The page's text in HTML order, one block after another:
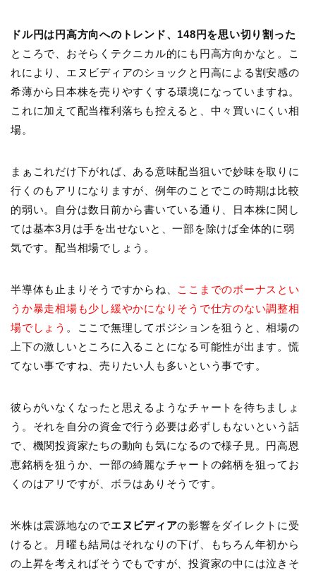
ドル円は円高方向へのトレンド、148円を思い切り割った
ところで、おそらくテクニカル的にも円高方向かなと。こ
れにより、エヌビディアのショックと円高による割安感の
希薄から日本株を売りやすくする環境になっていますね。
これに加えて配当権利落ちも控えると、中々買いにくい相
場。
まぁこれだけ下がれば、ある意味配当狙いで妙味を取りに
行くのもアリになりますが、例年のことでこの時期は比較
的弱い。自分は数日前から書いている通り、日本株に関し
ては基本3月は手を出せないと、一部を除けば全体的に弱
気です。配当相場でしょう。
半導体も止まりそうですからね、 ここまでのボーナスとい
うか暴走相場も少し緩やかになりそうで仕方のない調整相
場でしょう 。ここで無理してポジションを狙うと、相場の
上下の激しいところに入ることになる可能性が出ます。慌
てない事ですね、売りたい人も多いという事です。
彼らがいなくなったと思えるようなチャートを待ちましょ
う。それを自分の資金で行う必要は必ずしもないという話
で、機関投資家たちの動向も気になるので様子見。円高恩
恵銘柄を狙うか、一部の綺麗なチャートの銘柄を狙ってお
くのはアリですが、ボラはありそうです。
米株は震源地なのでエヌビディアの影響をダイレクトに受
けると。月曜も結局はそれなりの下げ、もちろん年初から
の上昇を考えればそうでもですが、投資家の中には泣きそ